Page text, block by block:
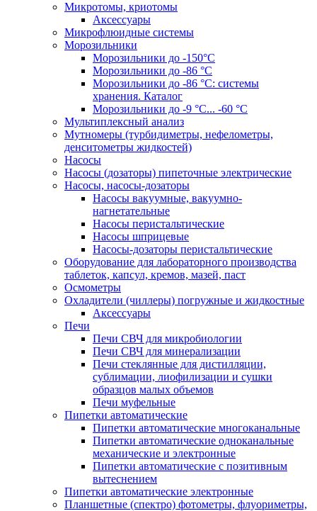
Микротомы, криотомы
Аксессуары
Микрофлюидные системы
Морозильники
Морозильники до -150°С
Морозильники до -86 °C
Морозильники до -86 °C: системы
хранения. Каталог
Морозильники до -9 °C... -60 °C
Мультиплексный анализ
Мутномеры (турбидиметры, нефелометры,
денситометры жидкостей)
Насосы
Насосы (дозаторы) пипеточные электрические
Насосы, насосы-дозаторы
Насосы вакуумные, вакуумно-
нагнетательные
Насосы перистальтические
Насосы шприцевые
Насосы-дозаторы перистальтические
Оборудование для лабораторного производства
таблеток, капсул, кремов, мазей, паст
Осмометры
Охладители (чиллеры) погружные и жидкостные
Аксессуары
Печи
Печи СВЧ для микробиологии
Печи СВЧ для минерализации
Печи стеклянные для дистилляции,
сублимации, лиофилизации и сушки
образцов малых объемов
Печи муфельные
Пипетки автоматические
Пипетки автоматические многоканальные
Пипетки автоматические одноканальные
механические и электронные
Пипетки автоматические с позитивным
вытеснением
Пипетки автоматические электронные
Планшетные (спектро) фотометры, флуориметры,